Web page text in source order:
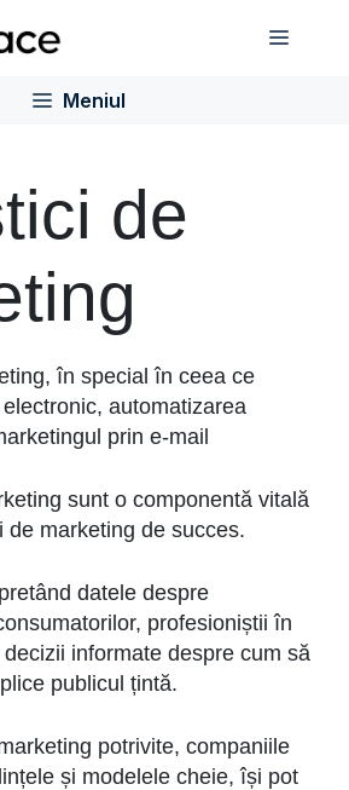
Meniul
de
în special în ceea ce
automatizarea
prin e-mail
sunt o componentă vitală
de marketing de succes.
datele despre
profesioniștii în
informate despre cum să
publicul țintă.
potrivite, companiile
și modelele cheie, își pot